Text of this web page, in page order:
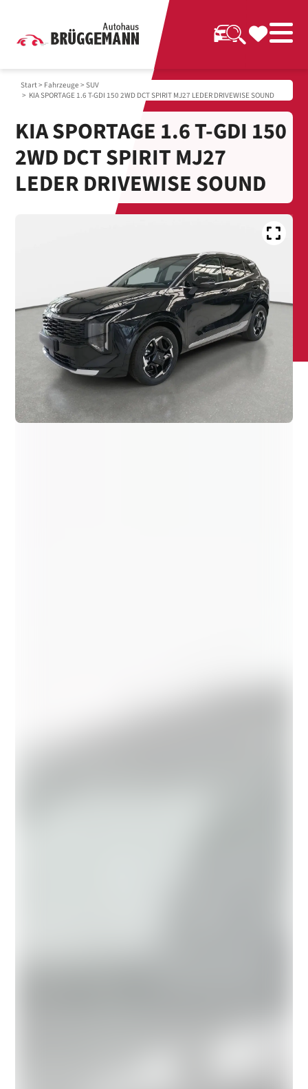
Start> Fahrzeuge > SUV
> KIA SPORTAGE 1.6 T-GDI 150 2WD DCT SPIRIT MJ27 LEDER DRIVEWISE SOUND
KIA SPORTAGE 1.6 T-GDI 150
2WD DCT SPIRIT MJ27
LEDER DRIVEWISE SOUND